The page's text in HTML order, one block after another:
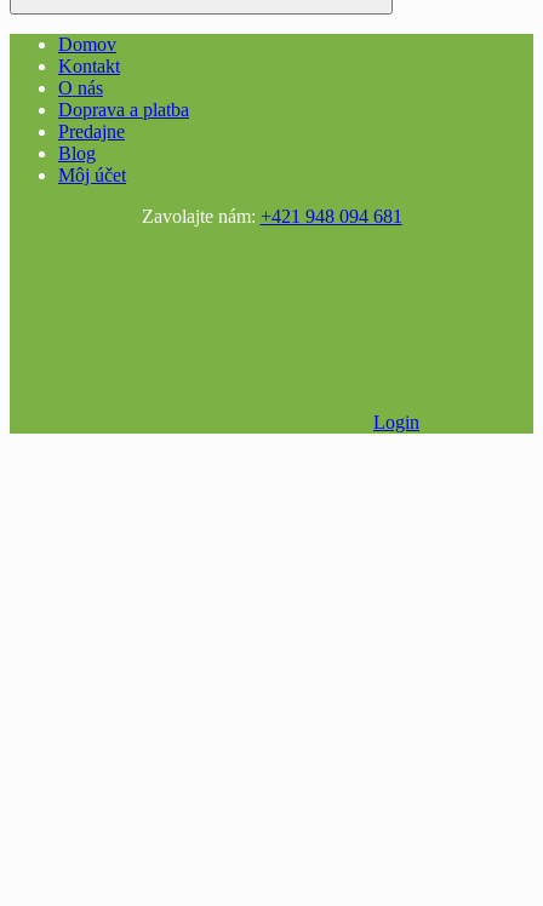
Domov
Kontakt
O nás
Doprava a platba
Predajne
Blog
Môj účet
Zavolajte nám: +421 948 094 681
Login